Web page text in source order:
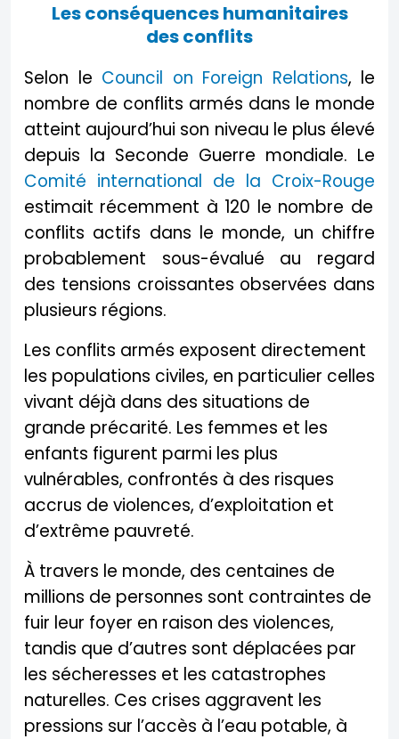
Les conséquences humanitaires
des conflits
Selon le Council on Foreign Relations, le
nombre de conflits armés dans le monde
atteint aujourd’hui son niveau le plus élevé
depuis la Seconde Guerre mondiale. Le
Comité international de la Croix-Rouge
estimait récemment à 120 le nombre de
conflits actifs dans le monde, un chiffre
probablement sous-évalué au regard
des tensions croissantes observées dans
plusieurs régions.
Les conflits armés exposent directement
les populations civiles, en particulier celles
vivant déjà dans des situations de
grande précarité. Les femmes et les
enfants figurent parmi les plus
vulnérables, confrontés à des risques
accrus de violences, d’exploitation et
d’extrême pauvreté.
À travers le monde, des centaines de
millions de personnes sont contraintes de
fuir leur foyer en raison des violences,
tandis que d’autres sont déplacées par
les sécheresses et les catastrophes
naturelles. Ces crises aggravent les
pressions sur l’accès à l’eau potable, à